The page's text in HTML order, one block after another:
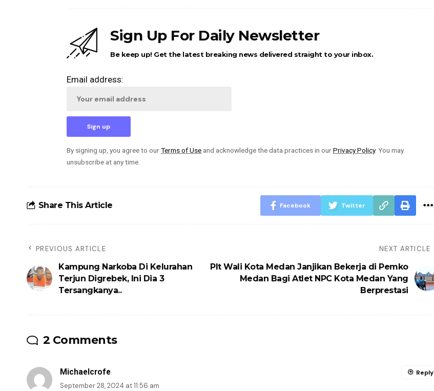
Sign Up For Daily Newsletter
Be keep up! Get the latest breaking news delivered straight to your inbox.
Email address:
By signing up, you agree to ourTerms of Use and acknowledge the data practices in ourPrivacy Policy. You may
unsubscribe at any time.
Share This Article Facebook Twitter
PREVIOUS ARTICLE
Kampung Narkoba Di Kelurahan
Terjun Digrebek, Ini Dia 3
Tersangkanya..
NEXT ARTICLE
Plt Wali Kota Medan Janjikan Bekerja di Pemko
Medan Bagi Atlet NPC Kota Medan Yang
Berprestasi
2 Comments
Michaelcrofe
September 28, 2024 at 11:56 am
Reply